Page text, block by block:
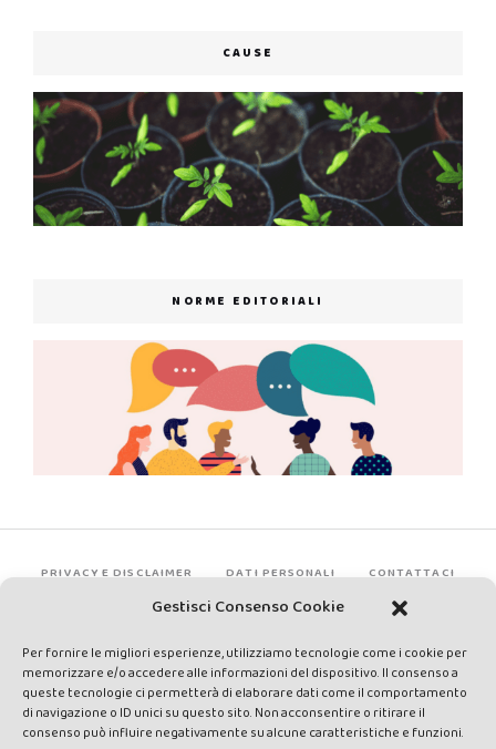
Gestisci Consenso Cookie
Per fornire le migliori esperienze, utilizziamo tecnologie come i cookie per
memorizzare e/o accedere alle informazioni del dispositivo. Il consenso a
queste tecnologie ci permetterà di elaborare dati come il comportamento
di navigazione o ID unici su questo sito. Non acconsentire o ritirare il
consenso può influire negativamente su alcune caratteristiche e funzioni.
CAUSE
NORME EDITORIALI
PRIVACY E DISCLAIMER DATI PERSONALI CONTATTACI